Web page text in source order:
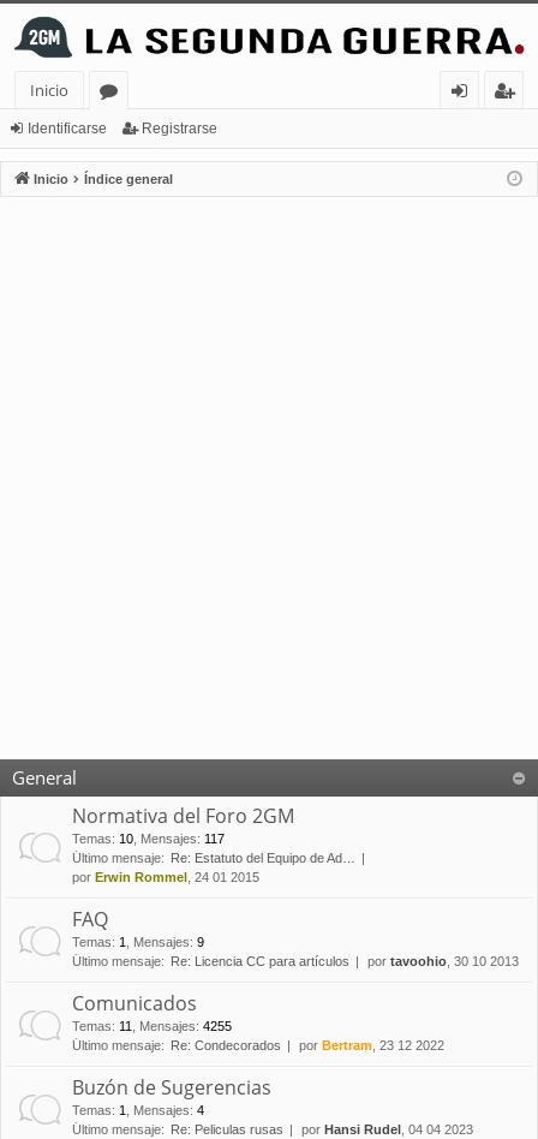
Inicio
or
os
nt
ifi
ist
ra
Identificarse Registrarse
Inicio Índice general
General
Normativa del Foro 2GM
Temas: 10 Mensajes: 117
Último mensaje:
Re: Estatuto del Equipo de Ad…
por Erwin Rommel , 24 01 2015
FAQ
Temas: 1 Mensajes: 9
Último mensaje:
Re: Licencia CC para artículos por tavoohio , 30 10 2013
Comunicados
Temas: 11 Mensajes: 4255
Último mensaje:
Re: Condecorados por Bertram , 23 12 2022
Buzón de Sugerencias
Temas: 1 Mensajes: 4
Último mensaje:
Re: Peliculas rusas por Hansi Rudel , 04 04 2023